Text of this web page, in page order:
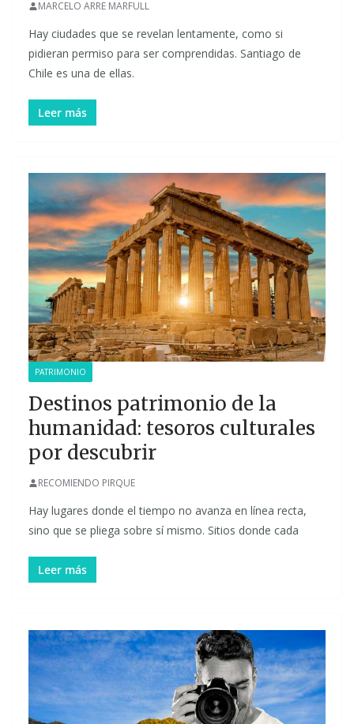
MARCELO ARRE MARFULL
Hay ciudades que se revelan lentamente, como si
pidieran permiso para ser comprendidas. Santiago de
Chile es una de ellas.
Leer más
PATRIMONIO
Destinos patrimonio de la
humanidad: tesoros culturales
por descubrir
RECOMIENDO PIRQUE
Hay lugares donde el tiempo no avanza en línea recta,
sino que se pliega sobre sí mismo. Sitios donde cada
Leer más